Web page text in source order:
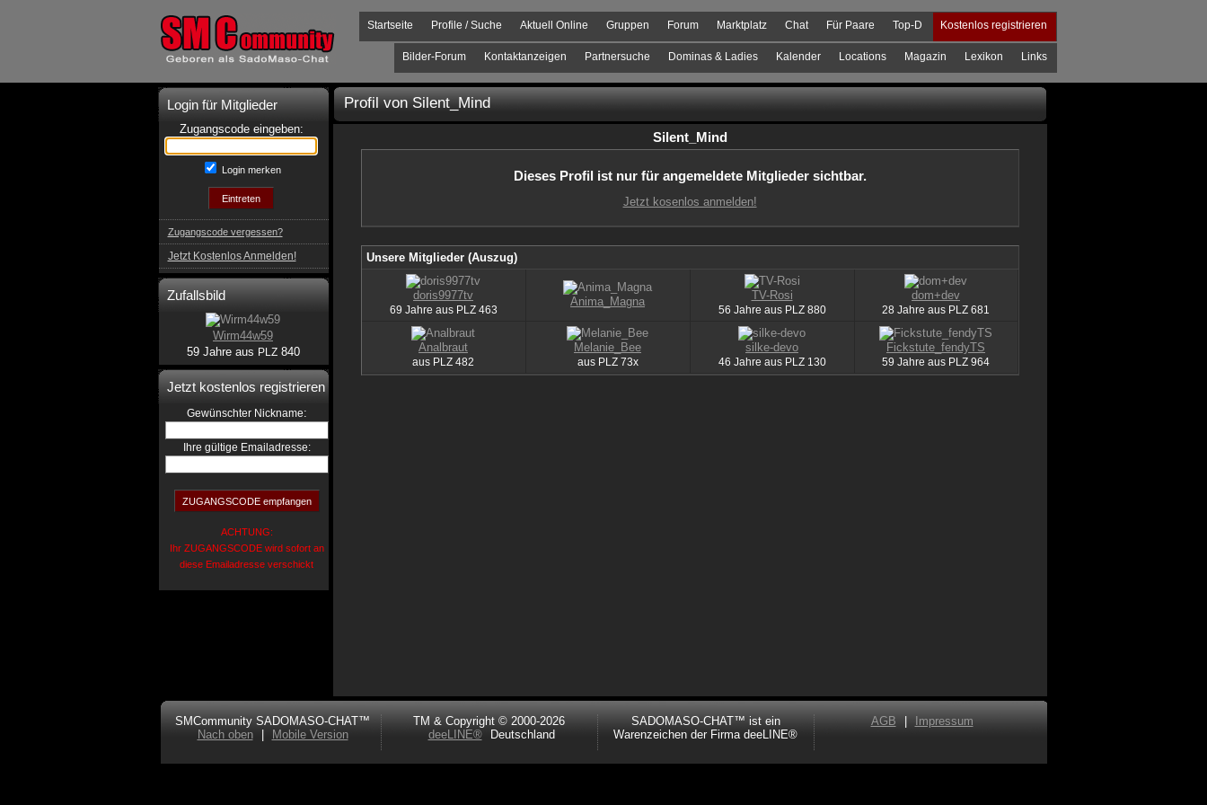
Kostenlos registrieren
Top-D
Für Paare
Chat
Marktplatz
Forum
Gruppen
Aktuell Online
Profile / Suche
Startseite
Links
Lexikon
Magazin
Locations
Kalender
Dominas & Ladies
Partnersuche
Kontaktanzeigen
Bilder-Forum
Login für Mitglieder
Zugangscode eingeben:
Login merken
Zugangscode vergessen?
Jetzt Kostenlos Anmelden!
Zufallsbild
Wirm44w59
59 Jahre aus PLZ840
Jetzt kostenlos registrieren
Gewünschter Nickname:
Ihre gültige Emailadresse:
ACHTUNG:
Ihr ZUGANGSCODE wird sofort an
diese Emailadresse verschickt
Profil von Silent_Mind
Silent_Mind
Dieses Profil ist nur für angemeldete Mitglieder sichtbar.
Jetzt kosenlos anmelden!
Unsere Mitglieder (Auszug)
doris9977tv
69 Jahre aus PLZ463
Anima_Magna TV-Rosi
56 Jahre aus PLZ880
dom+dev
28 Jahre aus PLZ 681
Analbraut
aus PLZ 482
Melanie_Bee
aus PLZ73x
silke-devo
46 Jahre aus PLZ130
Fickstute_fendyTS
59 Jahre aus PLZ 964
SMCommunity SADOMASO-CHAT™
Nach oben
Mobile Version
TM & Copyright © 2000-2026
deeLINE®
Deutschland
SADOMASO-CHAT™ ist ein
Warenzeichen der Firma deeLINE®
AGB Impressum